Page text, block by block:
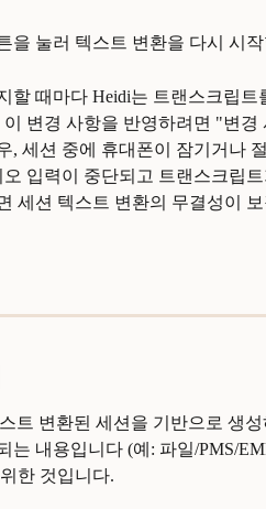
을 눌러 텍스트 변환을 다시 시
할 때마다 Heidi는 트랜스크립
변경 사항을 반영하려면 "변
, 세션 중에 휴대폰이 잠기거나
오 입력이 중단되고 트랜스크립
세션 텍스트 변환의 무결성이
트 변환된 세션을 기반으로 생
는 내용입니다 (예: 파일/PMS/
한 것입니다.